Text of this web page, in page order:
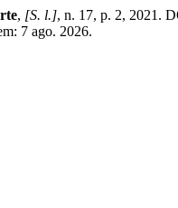
, [S. l.], n. 17, p. 2, 2021.
7 ago. 2026.